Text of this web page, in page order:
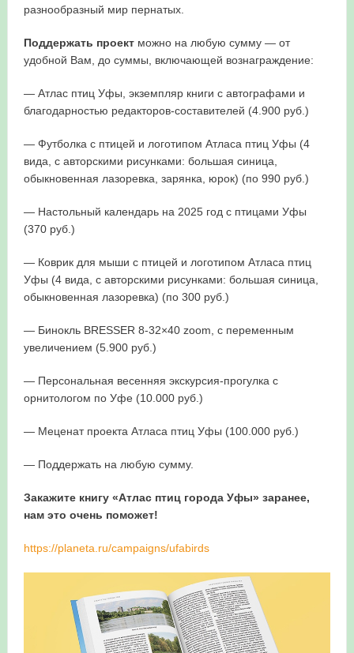
разнообразный мир пернатых.
Поддержать проектможно на любую сумму — от
удобной Вам, до суммы, включающей вознаграждение:
— Атлас птиц Уфы, экземпляр книги с автографами и
благодарностью редакторов-составителей (4.900 руб.)
— Футболка с птицей и логотипом Атласа птиц Уфы (4
вида, с авторскими рисунками: большая синица,
обыкновенная лазоревка, зарянка, юрок) (по 990 руб.)
— Настольный календарь на 2025 год с птицами Уфы
(370 руб.)
— Коврик для мыши с птицей и логотипом Атласа птиц
Уфы (4 вида, с авторскими рисунками: большая синица,
обыкновенная лазоревка) (по 300 руб.)
— Бинокль BRESSER 8-32×40 zoom, с переменным
увеличением (5.900 руб.)
— Персональная весенняя экскурсия-прогулка с
орнитологом по Уфе (10.000 руб.)
— Меценат проекта Атласа птиц Уфы (100.000 руб.)
— Поддержать на любую сумму.
Закажите книгу «Атлас птиц города Уфы» заранее,
нам это очень поможет!
https://planeta.ru/campaigns/ufabirds